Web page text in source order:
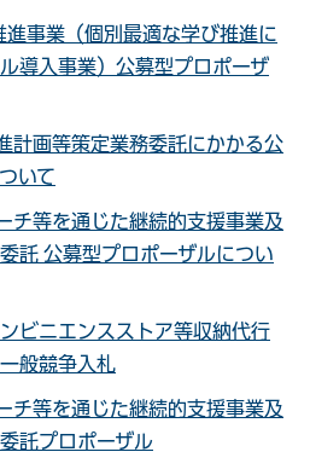
事業（個別最適な学び推進に
導入事業）公募型プロポーザ
計画等策定業務委託にかかる公
いて
チ等を通じた継続的支援事業及
託 公募型プロポーザルについ
ビニエンスストア等収納代行
般競争入札
チ等を通じた継続的支援事業及
託プロポーザル